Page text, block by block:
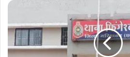
छत्तीसगढ़ सिंध पंचायत के
मनोनित हुए ज्ञानचंद
सामाजिकजनों और